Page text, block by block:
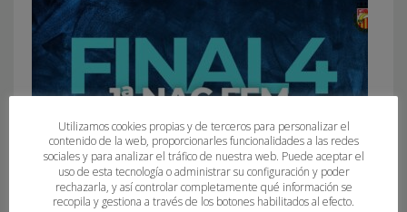
Utilizamos cookies propias y de terceros para personalizar el
contenido de la web, proporcionarles funcionalidades a las redes
sociales y para analizar el tráfico de nuestra web. Puede aceptar el
uso de esta tecnología o administrar su configuración y poder
rechazarla, y así controlar completamente qué información se
recopila y gestiona a través de los botones habilitados al efecto.